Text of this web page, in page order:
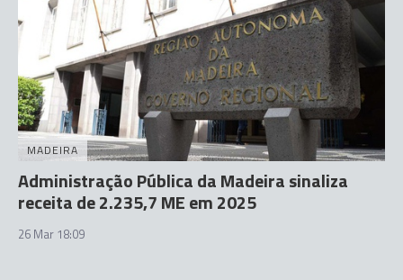
MADEIRA
Administração Pública da Madeira sinaliza
receita de 2.235,7 ME em 2025
26 Mar 18:09